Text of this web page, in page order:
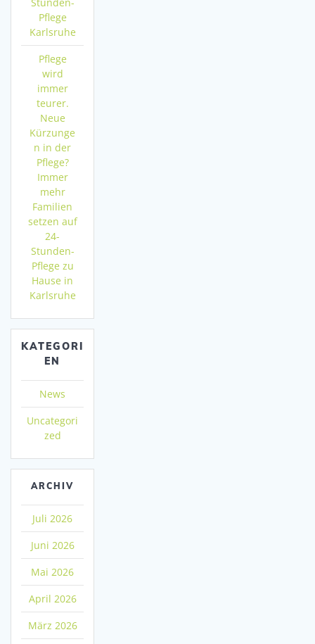
Pflege
Karlsruhe
Pflege
wird
immer
teurer.
Neue
Kürzunge
n in der
Pflege?
Immer
mehr
Familien
setzen auf
24-
Stunden-
Pflege zu
Hause in
Karlsruhe
KATEGORI
EN
News
Uncategori
zed
ARCHIV
Juli 2026
Juni 2026
Mai 2026
April 2026
März 2026